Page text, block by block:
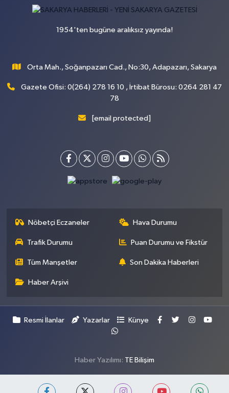
1954'ten bugüne aralıksız yayında!
Orta Mah., Soğanpazarı Cad., No:30, Adapazarı, Sakarya
Gazete Ofisi: 0(264) 278 16 10 , İrtibat Bürosu: 0264 281 47
78
[email protected]
Nöbetçi Eczaneler Hava Durumu
Trafik Durumu Puan Durumu ve Fikstür
Tüm Manşetler Son Dakika Haberleri
Haber Arşivi
Resmi İlanlar Yazarlar Künye
Haber Yazılımı: TE Bilişim